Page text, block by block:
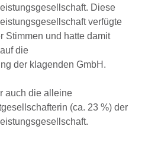
Diese
verfügte
Stimmen und hatte damit
die
der klagenden GmbH.
auch die alleine
(ca. 23 %) der